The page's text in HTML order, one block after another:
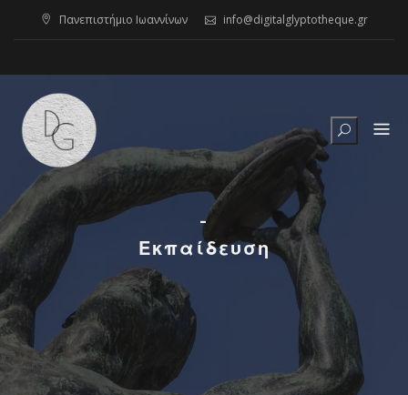
Πανεπιστήμιο Ιωαννίνων info@digitalglyptotheque.gr
-
Εκπαίδευση